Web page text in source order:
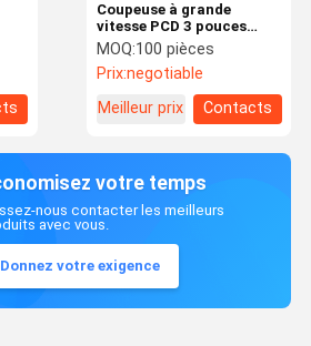
Coupeuse à grande
vitesse PCD 3 pouces
outil de fraisage
polyvalent
MOQ:100 pièces
Prix:negotiable
Meilleur prix
Contacts
votre temps
nous contacter les meilleurs
avec vous.
Donnez votre exigence